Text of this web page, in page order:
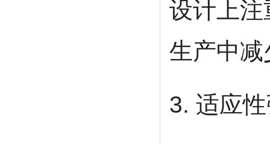
设计上
生产中
3. 适应